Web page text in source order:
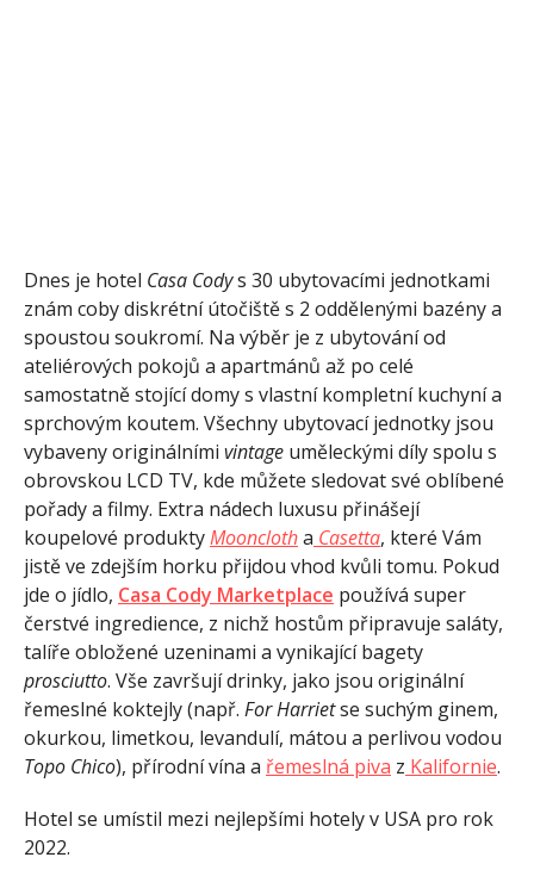
Dnes je hotel Casa Codys 30 ubytovacími jednotkami
znám coby diskrétní útočiště s 2 oddělenými bazény a
spoustou soukromí. Na výběr je z ubytování od
ateliérových pokojů a apartmánů až po celé
samostatně stojící domy s vlastní kompletní kuchyní a
sprchovým koutem. Všechny ubytovací jednotky jsou
vybaveny originálními vintage uměleckými díly spolu s
obrovskou LCD TV, kde můžete sledovat své oblíbené
pořady a filmy. Extra nádech luxusu přinášejí
koupelové produktyMoonclotha Casetta, které Vám
jistě ve zdejším horku přijdou vhod kvůli tomu. Pokud
jde o jídlo, Casa Cody Marketplace používá super
čerstvé ingredience, z nichž hostům připravuje saláty,
talíře obložené uzeninami a vynikající bagety
prosciutto. Vše završují drinky, jako jsou originální
řemeslné koktejly (např. For Harrietse suchým ginem,
okurkou, limetkou, levandulí, mátou a perlivou vodou
Topo Chico), přírodní vína a řemeslná piva z Kalifornie.
Hotel se umístil mezi nejlepšími hotely v USA pro rok
2022.